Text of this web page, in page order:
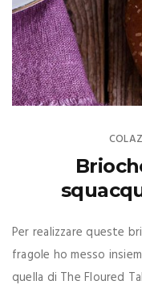
Per realizzare queste
fragole ho messo
quella di The Floured